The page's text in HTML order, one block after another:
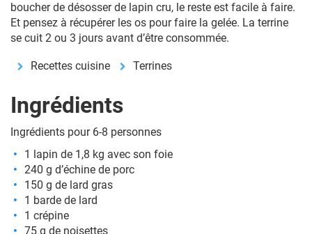
boucher de désosser de lapin cru, le reste est facile à faire.
Et pensez à récupérer les os pour faire la gelée. La terrine
se cuit 2 ou 3 jours avant d’être consommée.
Recettes cuisine Terrines
Ingrédients
Ingrédients pour 6-8 personnes
1 lapin de 1,8 kg avec son foie
240 g d’échine de porc
150 g de lard gras
1 barde de lard
1 crépine
75 g de noisettes